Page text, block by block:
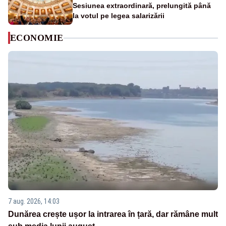
Sesiunea extraordinară, prelungită până
la votul pe legea salarizării
ECONOMIE
7 aug. 2026, 14:03
Dunărea crește ușor la intrarea în țară, dar rămâne mult